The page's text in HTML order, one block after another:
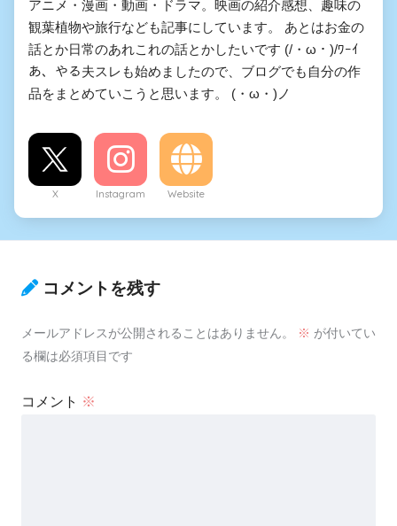
アニメ・漫画・動画・ドラマ。映画の紹介感想、趣味の
観葉植物や旅行なども記事にしています。 あとはお金の
話とか日常のあれこれの話とかしたいです (/・ω・)/ﾜｰｲ
あ、やる夫スレも始めましたので、ブログでも自分の作
品をまとめていこうと思います。 (・ω・)ノ
X Instagram Website
コメントを残す
メールアドレスが公開されることはありません。 ※ が付いてい
る欄は必須項目です
コメント ※